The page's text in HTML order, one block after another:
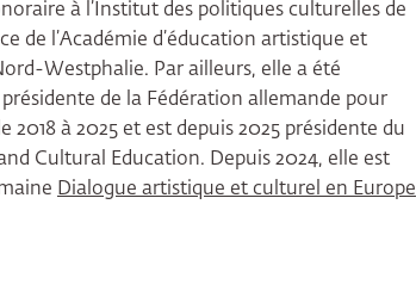
à l’Institut des politiques culturelles de
de l’Académie d’éducation artistique et
Westphalie. Par ailleurs, elle a été
de la Fédération allemande pour
2018 à 2025 et est depuis 2025 présidente du
Cultural Education. Depuis 2024, elle est
Dialogue artistique et culturel en Europe